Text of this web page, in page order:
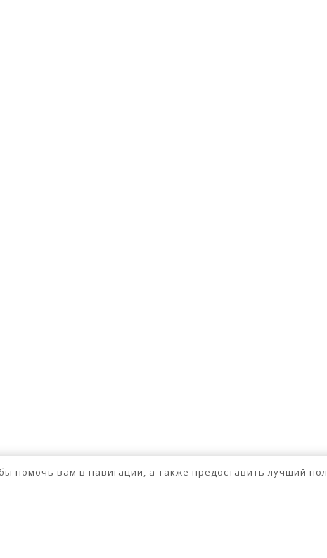
помочь вам в навигации, а также предоставить лучший